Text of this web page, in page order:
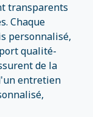
transparents
Chaque
personnalisé,
qualité-
de la
entretien